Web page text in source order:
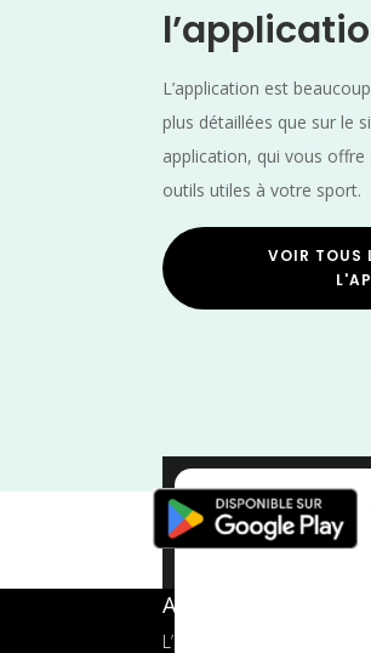
L’application est
plus détaillées que sur le
application, qui vous
outils utiles à votre sport.
VOIR TOUS
A propos de FMS
L’application tout-en-un